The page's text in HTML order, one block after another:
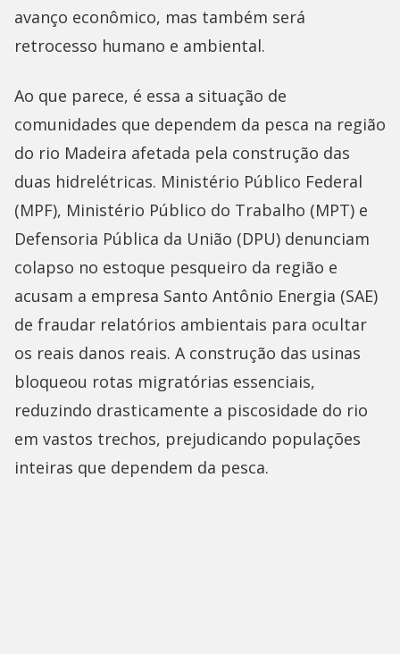
avanço econômico, mas também será
retrocesso humano e ambiental.
Ao que parece, é essa a situação de
comunidades que dependem da pesca na região
do rio Madeira afetada pela construção das
duas hidrelétricas. Ministério Público Federal
(MPF), Ministério Público do Trabalho (MPT) e
Defensoria Pública da União (DPU) denunciam
colapso no estoque pesqueiro da região e
acusam a empresa Santo Antônio Energia (SAE)
de fraudar relatórios ambientais para ocultar
os reais danos reais. A construção das usinas
bloqueou rotas migratórias essenciais,
reduzindo drasticamente a piscosidade do rio
em vastos trechos, prejudicando populações
inteiras que dependem da pesca.